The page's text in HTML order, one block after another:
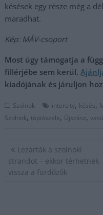
késések egy része még a
maradhat.
Kép: MÁV-csoport
Most úgy támogatja a
fillérjébe sem kerül.
kiadójának és járuljon
Szolnok intercity, késés,
Szolnok, tápiószele, Újszász,
Bejegyzés
navigáció
Lezárták a szolnoki
strandot – ekkor térhetnek
vissza a fürdőzők